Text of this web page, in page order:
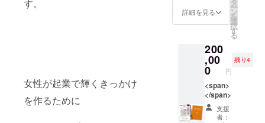
す。
女性が起業で輝くきっかけ
を作るために
詳細を見る
タ
ー
ン
を
選
択
す
る
200
,00
0 円
残り4
<span>
</span>
支援
者：